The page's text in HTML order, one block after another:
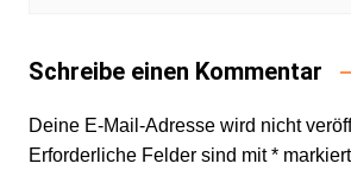
Schreibe einen Kommentar
Deine E-Mail-Adresse wird nicht
Erforderliche Felder sind mit*markiert